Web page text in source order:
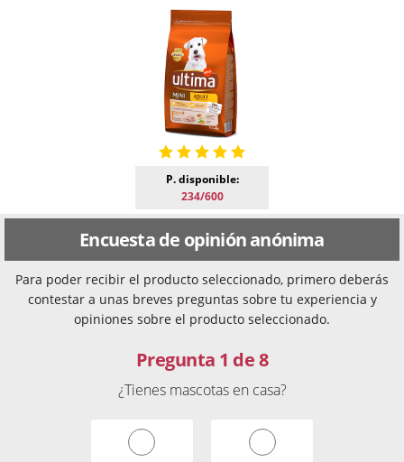
P. disponible:
234/600
Encuesta de opinión anónima
Para poder recibir el producto seleccionado, primero deberás
contestar a unas breves preguntas sobre tu experiencia y
opiniones sobre el producto seleccionado.
Pregunta 1 de 8
¿Tienes mascotas en casa?